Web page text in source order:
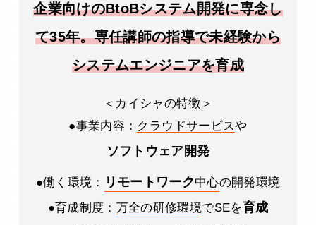
企業向けのBtoBシステム開発に専念し
て35年。専任講師の指導で未経験から
システムエンジニアを育成
＜カイシャの特徴＞
●事業内容： クラウドサービスや
ソフトウェア開発
●働く環境： リモートワーク中心の開発環境
●育成制度： 万全の研修環境でSEを育成